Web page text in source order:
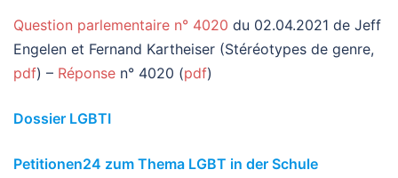
Question parlementaire n° 4020 du 02.04.2021 de Jeff
Engelen et Fernand Kartheiser (Stéréotypes de genre,
pdf) – Réponse n° 4020 (pdf)
Dossier LGBTI
Petitionen24 zum Thema LGBT in der Schule